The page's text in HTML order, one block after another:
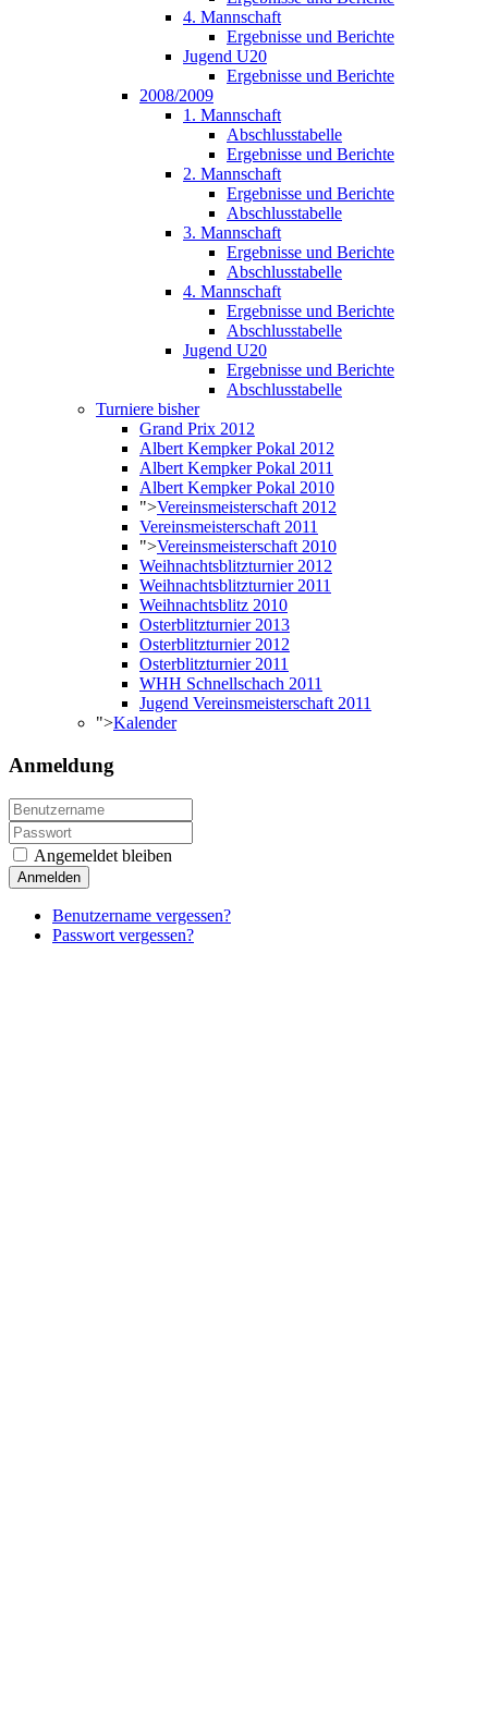
4. Mannschaft
Ergebnisse und Berichte
Jugend U20
Ergebnisse und Berichte
2008/2009
1. Mannschaft
Abschlusstabelle
Ergebnisse und Berichte
2. Mannschaft
Ergebnisse und Berichte
Abschlusstabelle
3. Mannschaft
Ergebnisse und Berichte
Abschlusstabelle
4. Mannschaft
Ergebnisse und Berichte
Abschlusstabelle
Jugend U20
Ergebnisse und Berichte
Abschlusstabelle
Turniere bisher
Grand Prix 2012
Albert Kempker Pokal 2012
Albert Kempker Pokal 2011
Albert Kempker Pokal 2010
">Vereinsmeisterschaft 2012
Vereinsmeisterschaft 2011
">Vereinsmeisterschaft 2010
Weihnachtsblitzturnier 2012
Weihnachtsblitzturnier 2011
Weihnachtsblitz 2010
Osterblitzturnier 2013
Osterblitzturnier 2012
Osterblitzturnier 2011
WHH Schnellschach 2011
Jugend Vereinsmeisterschaft 2011
">Kalender
Anmeldung
Angemeldet bleiben
Anmelden
Benutzername vergessen?
Passwort vergessen?